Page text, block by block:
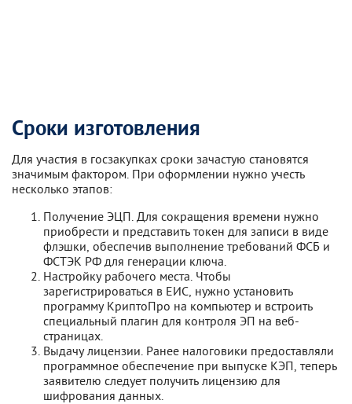
Сроки изготовления
Для участия в госзакупках сроки зачастую становятся
значимым фактором. При оформлении нужно учесть
несколько этапов:
Получение ЭЦП. Для сокращения времени нужно
приобрести и представить токен для записи в виде
флэшки, обеспечив выполнение требований ФСБ и
ФСТЭК РФ для генерации ключа.
Настройку рабочего места. Чтобы
зарегистрироваться в ЕИС, нужно установить
программу КриптоПро на компьютер и встроить
специальный плагин для контроля ЭП на веб-
страницах.
Выдачу лицензии. Ранее налоговики предоставляли
программное обеспечение при выпуске КЭП, теперь
заявителю следует получить лицензию для
шифрования данных.